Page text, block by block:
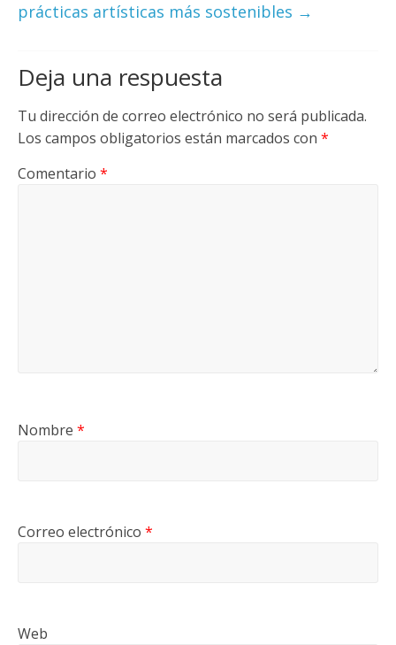
prácticas artísticas más sostenibles →
Deja una respuesta
Tu dirección de correo electrónico no será publicada.
Los campos obligatorios están marcados con *
Comentario *
Nombre *
Correo electrónico *
Web